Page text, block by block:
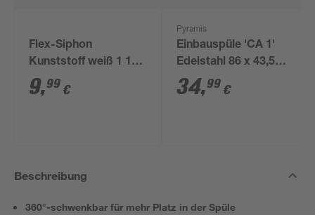
Flex-Siphon
Kunststoff weiß 1 1/2'
x 40/50 mm
9,99 €
Pyramis
Einbauspüle 'CA 1'
Edelstahl 86 x 43,5
cm ohne Ab- und
Überlaufgarnitur
34,99 €
Beschreibung
360°-schwenkbar für mehr Platz in der Spüle